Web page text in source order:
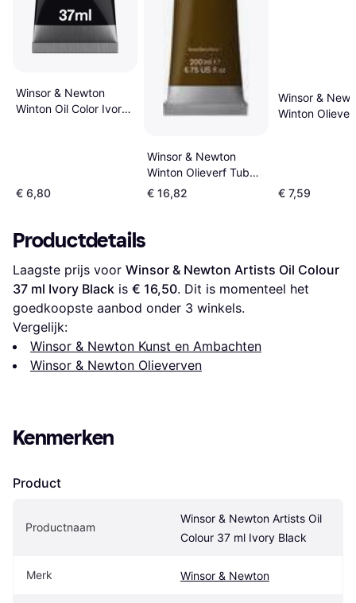
Winsor & Newton
Winton Oil Color Ivory
€ 6,80
Winsor & Newton
Winton Olieverf Tube
200 ml Vandyke
Brown
€ 16,82
Winsor &
Winton
€ 7,59
Productdetails
Laagste prijs voor Winsor & Newton Artists Oil Colour
37 ml Ivory Black is € 16,50. Dit is momenteel het
goedkoopste aanbod onder 3 winkels.
Vergelijk:
Winsor & Newton Kunst en Ambachten
Winsor & Newton Olieverven
Kenmerken
Product
Productnaam
Winsor & Newton Artists Oil
Colour 37 ml Ivory Black
Merk Winsor & Newton